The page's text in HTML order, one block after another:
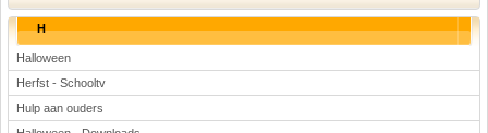
H
Halloween
Herfst - Schooltv
Hulp aan ouders